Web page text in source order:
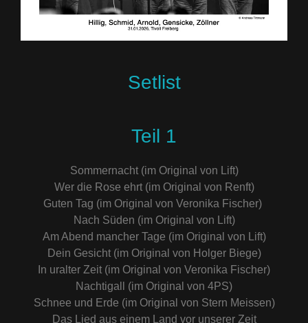
Setlist
Teil 1
Sommernacht (im Original von Lift)
Wer die Rose ehrt (im Original von Renft)
Guten Tag (im Original von Veronika Fischer)
Nach Süden (im Original von Lift)
Am Abend mancher Tage (im Original von Lift)
Dein Gesicht (im Original von Holger Biege)
In uralter Zeit (im Original von Veronika Fischer)
Nachtigall (im Original von 4PS)
Schnee und Erde (im Original von Stern Meissen)
Das Lied aus einem Land vor unserer Zeit